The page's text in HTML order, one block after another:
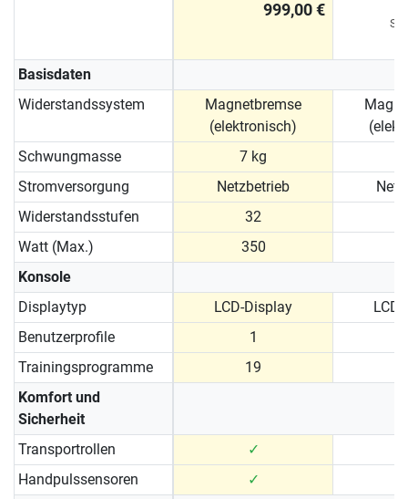
999,00 €
Basisdaten
Widerstandssystem
Magnetbremse
(elektronisch)
Schwungmasse
7 kg
Stromversorgung
Netzbetrieb
Widerstandsstufen
32
Watt (Max.)
350
Konsole
Displaytyp
LCD-Display
Benutzerprofile
1
Trainingsprogramme
19
Komfort und
Sicherheit
Transportrollen
✓
Handpulssensoren
✓